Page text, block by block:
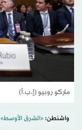
ماركو روبيو (إ.ب.أ)
واشنطن:«الشرق الأوسط»